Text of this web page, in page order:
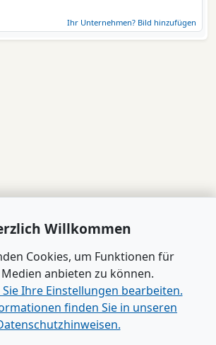
Ihr Unternehmen? Bild hinzufügen
Willkommen
Cookies, um Funktionen für
anbieten zu können.
Ihre Einstellungen bearbeiten.
finden Sie in unseren